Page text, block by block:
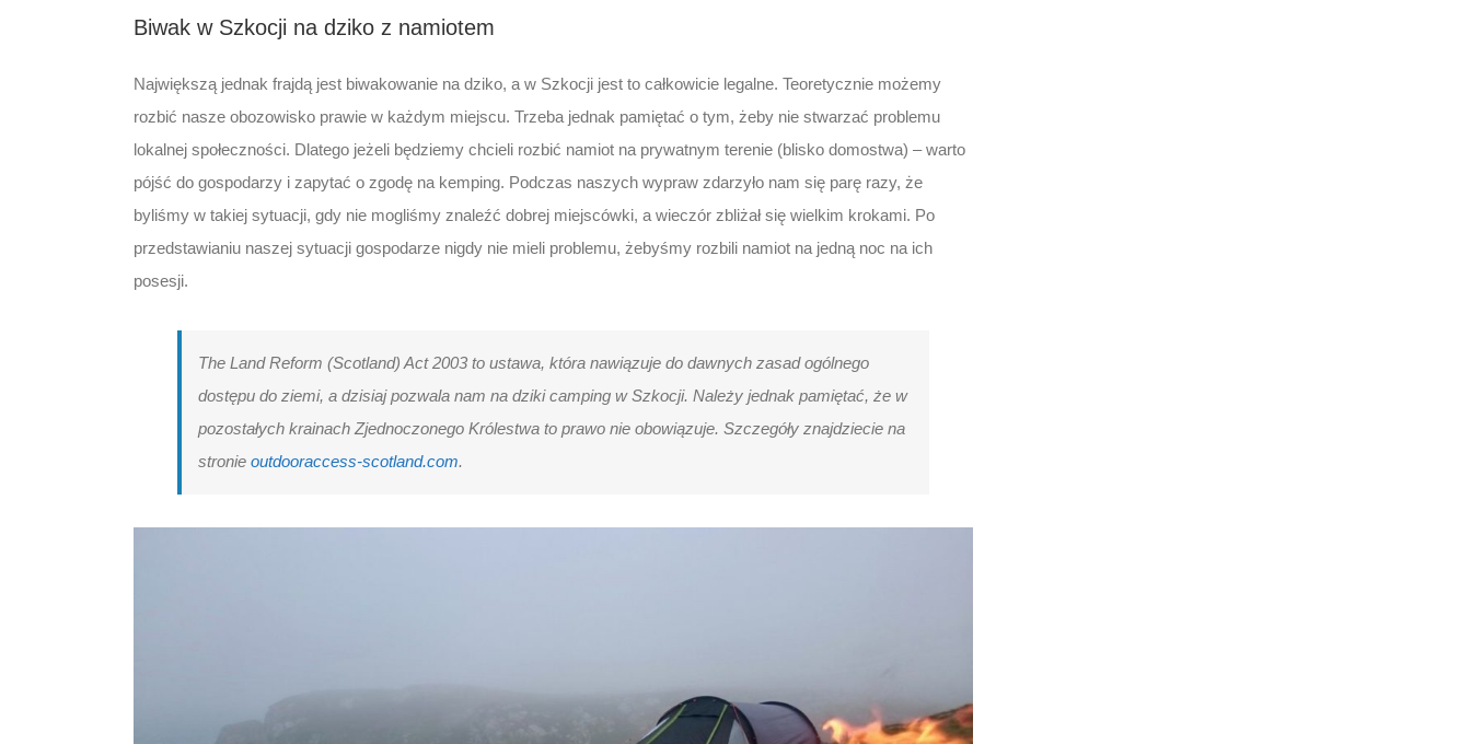
Biwak w Szkocji na dziko z namiotem
Największą jednak frajdą jest biwakowanie na dziko, a w Szkocji jest to całkowicie legalne. Teoretycznie możemy
rozbić nasze obozowisko prawie w każdym miejscu. Trzeba jednak pamiętać o tym, żeby nie stwarzać problemu
lokalnej społeczności. Dlatego jeżeli będziemy chcieli rozbić namiot na prywatnym terenie (blisko domostwa) – warto
pójść do gospodarzy i zapytać o zgodę na kemping. Podczas naszych wypraw zdarzyło nam się parę razy, że
byliśmy w takiej sytuacji, gdy nie mogliśmy znaleźć dobrej miejscówki, a wieczór zbliżał się wielkim krokami. Po
przedstawianiu naszej sytuacji gospodarze nigdy nie mieli problemu, żebyśmy rozbili namiot na jedną noc na ich
posesji.
The Land Reform (Scotland) Act 2003 to ustawa, która nawiązuje do dawnych zasad ogólnego
dostępu do ziemi, a dzisiaj pozwala nam na dziki camping w Szkocji. Należy jednak pamiętać, że w
pozostałych krainach Zjednoczonego Królestwa to prawo nie obowiązuje. Szczegóły znajdziecie na
stronie outdooraccess-scotland.com.